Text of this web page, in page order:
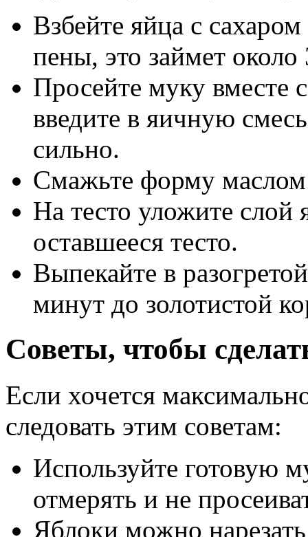
Взбейте яйца с
пены, это займет
Просейте муку вместе
введите в яичную
сильно.
Смажьте форму
На тесто уложите слой
оставшееся тесто.
Выпекайте в
минут до золотистой
Советы, чтобы
Если хочется
следовать этим советам:
Используйте готовую
отмерять и не
Яблоки можно